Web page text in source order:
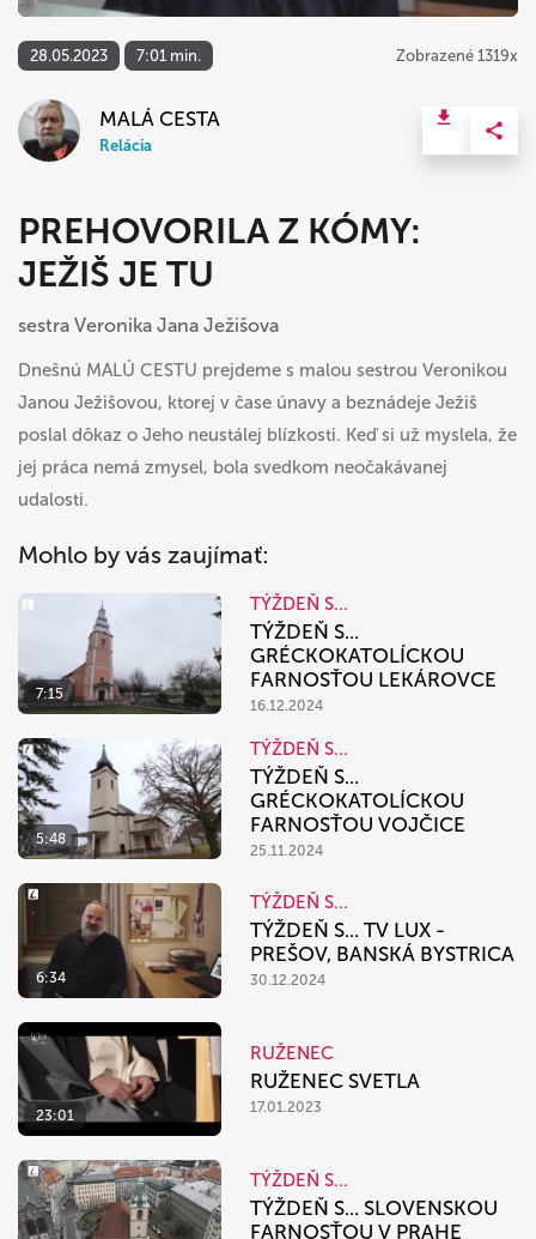
28.05.2023 7:01 min. Zobrazené 1319x
MALÁ CESTA
Relácia
PREHOVORILA Z KÓMY:
JEŽIŠ JE TU
sestra Veronika Jana Ježišova
Dnešnú MALÚ CESTU prejdeme s malou sestrou Veronikou
Janou Ježišovou, ktorej v čase únavy a beznádeje Ježiš
poslal dôkaz o Jeho neustálej blízkosti. Keď si už myslela, že
jej práca nemá zmysel, bola svedkom neočakávanej
udalosti.
Mohlo by vás zaujímať:
7:15
TÝŽDEŇ S...
TÝŽDEŇ S...
GRÉCKOKATOLÍCKOU
FARNOSŤOU LEKÁROVCE
16.12.2024
5:48
TÝŽDEŇ S...
TÝŽDEŇ S...
GRÉCKOKATOLÍCKOU
FARNOSŤOU VOJČICE
25.11.2024
6:34
TÝŽDEŇ S...
TÝŽDEŇ S... TV LUX -
PREŠOV, BANSKÁ BYSTRICA
30.12.2024
23:01
RUŽENEC
RUŽENEC SVETLA
17.01.2023
TÝŽDEŇ S...
TÝŽDEŇ S... SLOVENSKOU
FARNOSŤOU V PRAHE